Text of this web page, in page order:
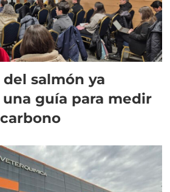
salmón ya
guía para medir